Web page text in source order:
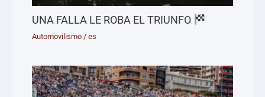
UNA FALLA LE ROBA EL TRIUNFO
Automovilismo /es